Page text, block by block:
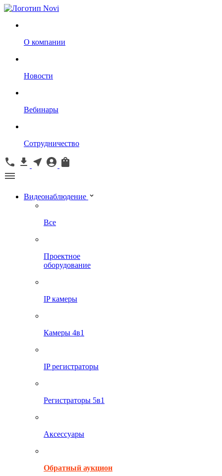
О компании
Новости
Вебинары
Сотрудничество
Видеонаблюдение
Все
Проектное
оборудование
IP камеры
Камеры 4в1
IP регистраторы
Регистраторы 5в1
Аксессуары
Обратный аукцион